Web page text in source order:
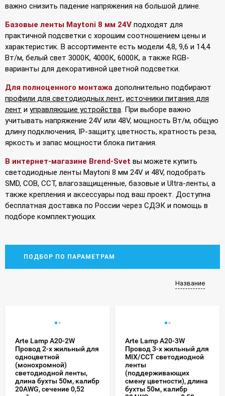
важно снизить падение напряжения на большой длине.
Базовые ленты Maytoni 8 мм 24V подходят для
практичной подсветки с хорошим соотношением цены и
характеристик. В ассортименте есть модели 4,8, 9,6 и 14,4
Вт/м, белый свет 3000К, 4000К, 6000К, а также RGB-
варианты для декоративной цветной подсветки.
Для полноценного монтажа дополнительно подбирают
профили для светодиодных лент, источники питания для
лент и управляющие устройства. При выборе важно
учитывать напряжение 24V или 48V, мощность Вт/м, общую
длину подключения, IP-защиту, цветность, кратность реза,
яркость и запас мощности блока питания.
В интернет-магазине Brend-Svet вы можете купить
светодиодные ленты Maytoni 8 мм 24V и 48V, подобрать
SMD, COB, CCT, влагозащищенные, базовые и Ultra-ленты, а
также крепления и аксессуары под ваш проект. Доступна
бесплатная доставка по России через СДЭК и помощь в
подборе комплектующих.
ПОДБОР ПО ПАРАМЕТРАМ
Название
Arte Lamp A20-2W
Провод 2-х жильный для
одноцветной
(монохромной)
светодиодной ленты,
длина бухты 50м, калибр
20AWG, сечение 0,52
Arte Lamp A20-3W
Провод 3-х жильный для
MIX/ССT светодиодной
ленты
(поддерживающих
смену цветности), длина
бухты 50м, калибр